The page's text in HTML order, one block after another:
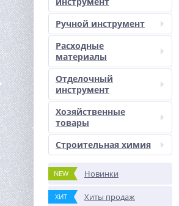
Ручной инструмент
Расходные
материалы
Отделочный
инструмент
Хозяйственные
товары
Строительная химия
NEW Новинки
ХИТ Хиты продаж